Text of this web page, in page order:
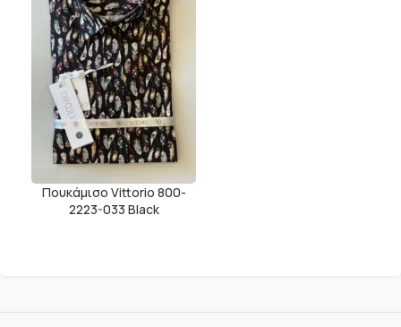
Πουκάμισο Vittorio 800-
2223-033 Black